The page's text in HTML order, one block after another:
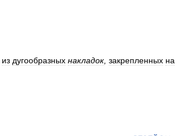
из дугообразных накладок закрепленных на